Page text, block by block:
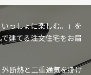
っしょに楽しむ。」を
建てる注文住宅をお届
断熱と二重通気を掛け